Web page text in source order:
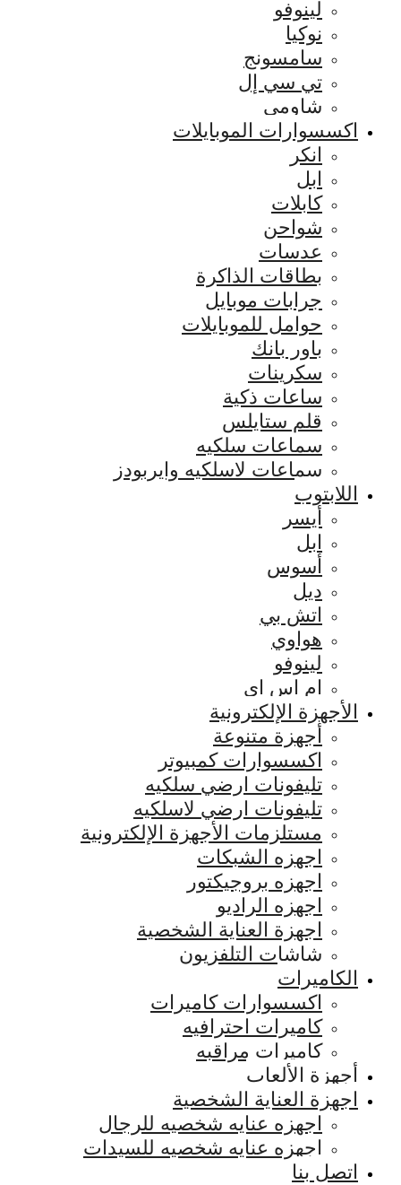
لينوفو
نوكيا
سامسونج
تي سي إل
شاومي
اكسسوارات الموبايلات
انكر
ابل
كابلات
شواحن
عدسات
بطاقات الذاكرة
جرابات موبايل
حوامل للموبايلات
باور بانك
سكرينات
ساعات ذكية
قلم ستايلس
سماعات سلكيه
سماعات لاسلكيه وايربودز
اللابتوب
أيسر
ابل
أسوس
ديل
اتش بي
هواوي
لينوفو
ام اس اي
الأجهزة الإلكترونية
أجهزة متنوعة
اكسسوارات كمبيوتر
تليفونات ارضي سلكيه
تليفونات ارضي لاسلكيه
مستلزمات الأجهزة الإلكترونية
اجهزه الشبكات
اجهزه بروجيكتور
اجهزه الراديو
اجهزة العناية الشخصية
شاشات التلفزيون
الكاميرات
اكسسوارات كاميرات
كاميرات احترافيه
كاميرات مراقبه
أجهزة الألعاب
اجهزة العناية الشخصية
اجهزه عنايه شخصيه للرجال
اجهزه عنايه شخصيه للسيدات
اتصل بنا